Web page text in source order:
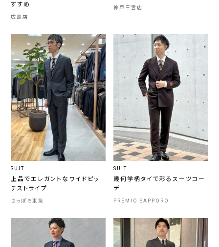
すすめ
広島店
神戸三宮店
SUIT
上品でエレガントなワイドピッ
チストライプ
さっぽろ東急
SUIT
幾何学柄タイで彩るスーツコー
デ
PREMIO SAPPORO